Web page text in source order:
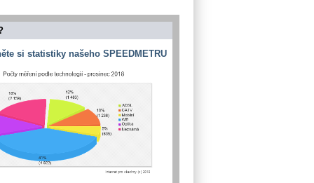
si statistiky našeho SPEEDMETRU